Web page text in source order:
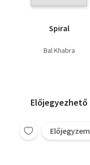
Spiral
Bal Khabra
Előjegyezhető
Előjegyzem